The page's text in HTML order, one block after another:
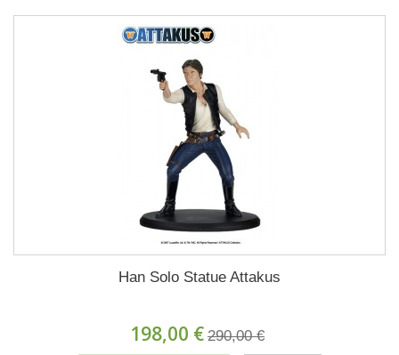
Han Solo Statue Attakus
198,00 € 290,00 €